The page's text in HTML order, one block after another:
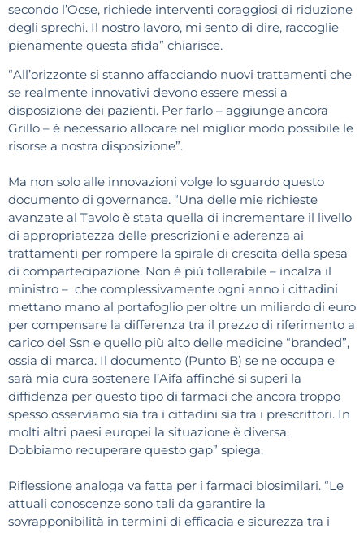
secondo l’Ocse, richiede interventi coraggiosi di riduzione
degli sprechi. Il nostro lavoro, mi sento di dire, raccoglie
pienamente questa sfida” chiarisce.
“All’orizzonte si stanno affacciando nuovi trattamenti che
se realmente innovativi devono essere messi a
disposizione dei pazienti. Per farlo – aggiunge ancora
Grillo – è necessario allocare nel miglior modo possibile le
risorse a nostra disposizione”.
Ma non solo alle innovazioni volge lo sguardo questo
documento di governance. “Una delle mie richieste
avanzate al Tavolo è stata quella di incrementare il livello
di appropriatezza delle prescrizioni e aderenza ai
trattamenti per rompere la spirale di crescita della spesa
di compartecipazione. Non è più tollerabile – incalza il
ministro – che complessivamente ogni anno i cittadini
mettano mano al portafoglio per oltre un miliardo di euro
per compensare la differenza tra il prezzo di riferimento a
carico del Ssn e quello più alto delle medicine “branded”,
ossia di marca. Il documento (Punto B) se ne occupa e
sarà mia cura sostenere l’Aifa affinché si superi la
diffidenza per questo tipo di farmaci che ancora troppo
spesso osserviamo sia tra i cittadini sia tra i prescrittori. In
molti altri paesi europei la situazione è diversa.
Dobbiamo recuperare questo gap” spiega.
Riflessione analoga va fatta per i farmaci biosimilari. “Le
attuali conoscenze sono tali da garantire la
sovrapponibilità in termini di efficacia e sicurezza tra i